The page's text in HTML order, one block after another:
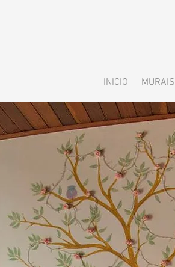
INICIO MURAIS